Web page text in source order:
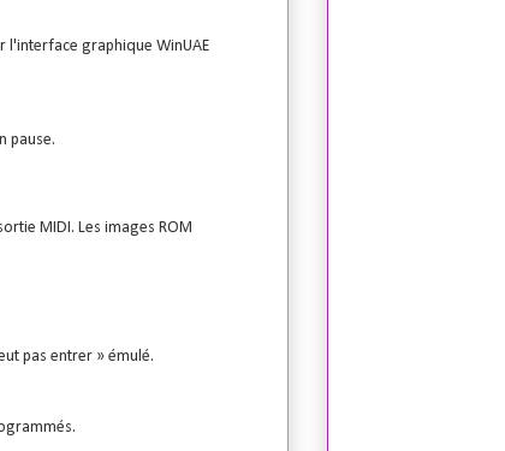
l'interface graphique WinUAE
pause.
MIDI. Les images ROM
pas entrer » émulé.